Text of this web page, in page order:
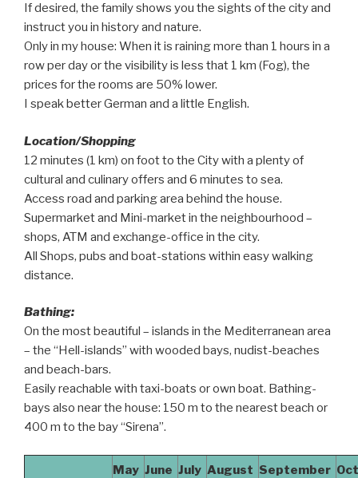
If desired, the family shows you the sights of the city and
instruct you in history and nature.
Only in my house: When it is raining more than 1 hours in a
row per day or the visibility is less that 1 km (Fog), the
prices for the rooms are 50% lower.
I speak better German and a little English.
Location/Shopping
12 minutes (1 km) on foot to the City with a plenty of
cultural and culinary offers and 6 minutes to sea.
Access road and parking area behind the house.
Supermarket and Mini-market in the neighbourhood –
shops, ATM and exchange-office in the city.
All Shops, pubs and boat-stations within easy walking
distance.
Bathing:
On the most beautiful – islands in the Mediterranean area
– the “Hell-islands” with wooded bays, nudist-beaches
and beach-bars.
Easily reachable with taxi-boats or own boat. Bathing-
bays also near the house: 150 m to the nearest beach or
400 m to the bay “Sirena”.
May June July August September